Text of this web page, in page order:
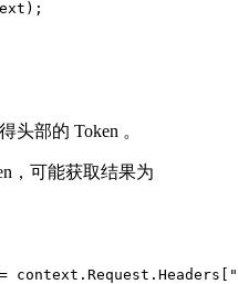
头部的 Token 。
，可能获取结果为